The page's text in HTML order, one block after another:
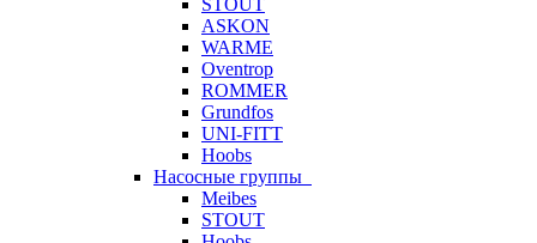
STOUT
ASKON
WARME
Oventrop
ROMMER
Grundfos
UNI-FITT
Hoobs
Насосные группы
Meibes
STOUT